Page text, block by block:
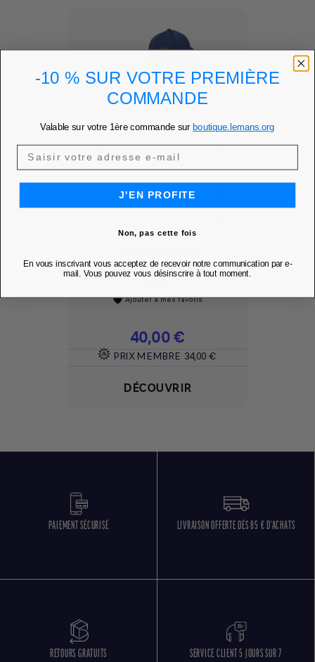
PERFORMANCE -
24H...
favoriteAjouter à mes favoris
Prix
40,00 €
PRIX MEMBRE 34,00 €
DÉCOUVRIR
PAIEMENT SÉCURISÉ LIVRAISON OFFERTE DÈS 85 € D'ACHATS
RETOURS GRATUITS SERVICE CLIENT 5 JOURS SUR 7
-10 % SUR VOTRE PREMIÈRE
COMMANDE
Valable sur votre 1ère commande sur boutique.lemans.org
J'EN PROFITE
Non, pas cette fois
En vous inscrivant vous acceptez de recevoir notre communication par e-
mail. Vous pouvez vous désinscrire à tout moment.